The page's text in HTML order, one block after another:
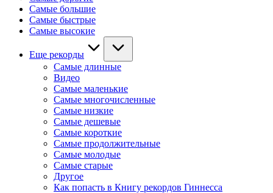
Самые большие
Самые быстрые
Самые высокие
Еще рекорды
Самые длинные
Видео
Самые маленькие
Самые многочисленные
Самые низкие
Самые дешевые
Самые короткие
Самые продолжительные
Самые молодые
Самые старые
Другое
Как попасть в Книгу рекордов Гиннесса